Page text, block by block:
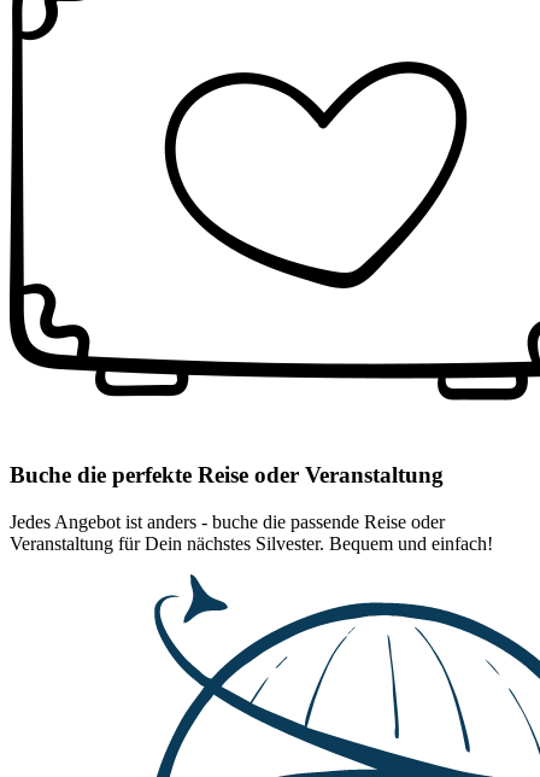
Buche die perfekte Reise oder Veranstaltung
Jedes Angebot ist anders - buche die passende Reise oder
Veranstaltung für Dein nächstes Silvester. Bequem und einfach!